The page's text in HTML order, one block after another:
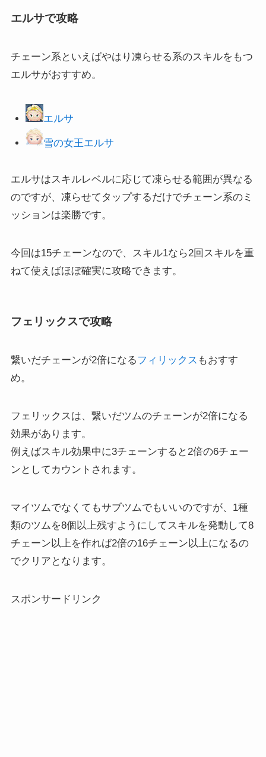
エルサで攻略
チェーン系といえばやはり凍らせる系のスキルをもつ
エルサがおすすめ。
エルサ
雪の女王エルサ
エルサはスキルレベルに応じて凍らせる範囲が異なる
のですが、凍らせてタップするだけでチェーン系のミ
ッションは楽勝です。
今回は15チェーンなので、スキル1なら2回スキルを重
ねて使えばほぼ確実に攻略できます。
フェリックスで攻略
繋いだチェーンが2倍になるフィリックス もおすす
め。
フェリックスは、繋いだツムのチェーンが2倍になる
効果があります。
例えばスキル効果中に3チェーンすると2倍の6チェー
ンとしてカウントされます。
マイツムでなくてもサブツムでもいいのですが、1種
類のツムを8個以上残すようにしてスキルを発動して8
チェーン以上を作れば2倍の16チェーン以上になるの
でクリアとなります。
スポンサードリンク